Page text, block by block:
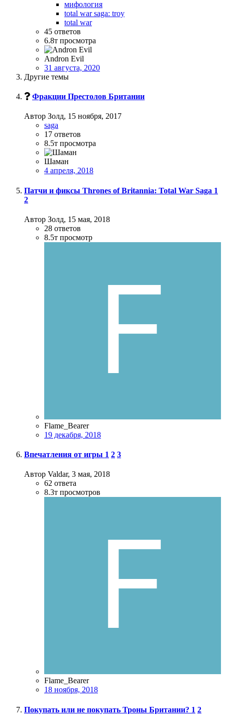
мифология
total war saga: troy
total war
45 ответов
6.8т просмотра
Andron Evil
31 августа, 2020
Другие темы
Фракции Престолов Британии
Автор Золд, 15 ноября, 2017
saga
17 ответов
8.5т просмотра
Шаман
4 апреля, 2018
Патчи и фиксы Thrones of Britannia: Total War Saga 1
2
Автор Золд, 15 мая, 2018
28 ответов
8.5т просмотр
Flame_Bearer
19 декабря, 2018
Впечатления от игры 1 2 3
Автор Valdar, 3 мая, 2018
62 ответа
8.3т просмотров
Flame_Bearer
18 ноября, 2018
Покупать или не покупать Троны Британии? 1 2